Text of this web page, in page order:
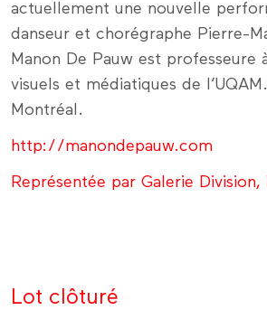
actuellement une nouvelle
danseur et chorégraphe Pierre-
Manon De Pauw est professeure
visuels et médiatiques de
Montréal.
http://manondepauw.com
Représentée par Galerie Division,
Lot clôturé